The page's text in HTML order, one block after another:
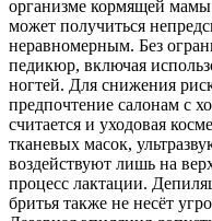
организме кормящей мамы
может получиться
неравномерным. Без
педикюр, включая
ногтей. Для снижения
предпочтение салонам с
считается и уходовая
тканевых масок,
воздействуют лишь на
процесс лактации.
бритья также не несёт